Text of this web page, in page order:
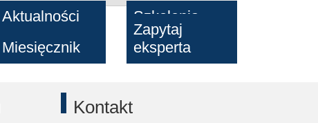
Aktualności
Szkolenia
Miesięcznik
Zapytaj
eksperta
Kontakt